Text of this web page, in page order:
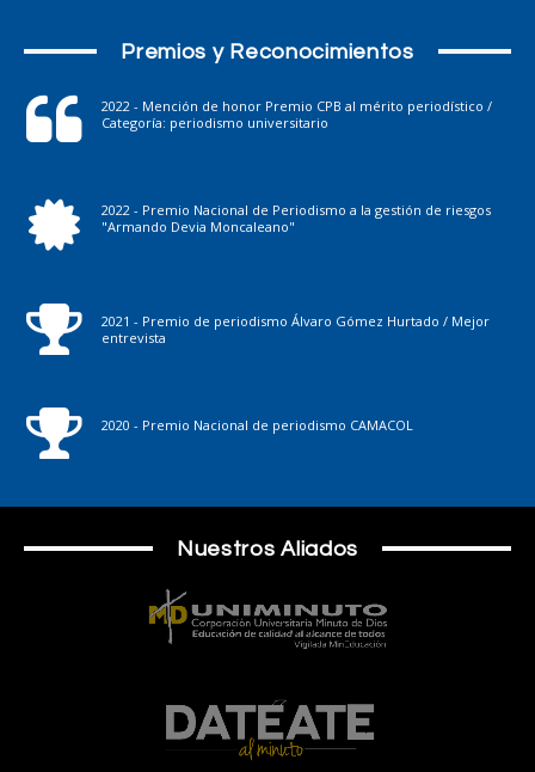
Premios y Reconocimientos
2022 - Mención de honor Premio CPB al mérito periodístico /
Categoría: periodismo universitario
2022 - Premio Nacional de Periodismo a la gestión de riesgos
"Armando Devia Moncaleano"
2021 - Premio de periodismo Álvaro Gómez Hurtado / Mejor
entrevista
2020 - Premio Nacional de periodismo CAMACOL
Nuestros Aliados